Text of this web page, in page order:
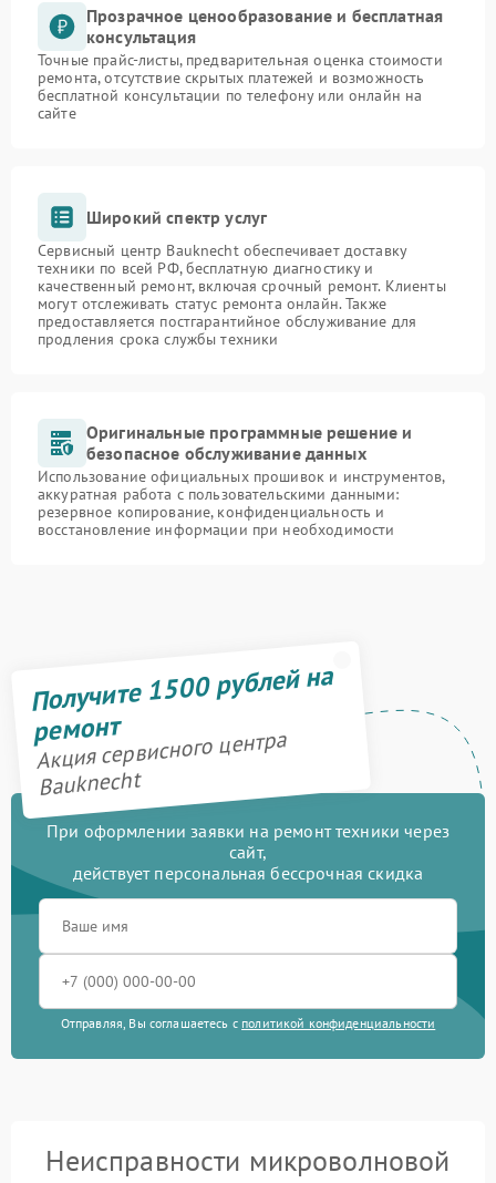
Прозрачное ценообразование и бесплатная
консультация
Точные прайс-листы, предварительная оценка стоимости
ремонта, отсутствие скрытых платежей и возможность
бесплатной консультации по телефону или онлайн на
сайте
Широкий спектр услуг
Сервисный центр Bauknecht обеспечивает доставку
техники по всей РФ, бесплатную диагностику и
качественный ремонт, включая срочный ремонт. Клиенты
могут отслеживать статус ремонта онлайн. Также
предоставляется постгарантийное обслуживание для
продления срока службы техники
Оригинальные программные решение и
безопасное обслуживание данных
Использование официальных прошивок и инструментов,
аккуратная работа с пользовательскими данными:
резервное копирование, конфиденциальность и
восстановление информации при необходимости
Получите 1500 рублей на
ремонт
Акция сервисного центра
Bauknecht
При оформлении заявки на ремонт техники через
сайт,
действует персональная бессрочная скидка
Отправляя, Вы соглашаетесь с политикой конфиденциальности
Неисправности микроволновой